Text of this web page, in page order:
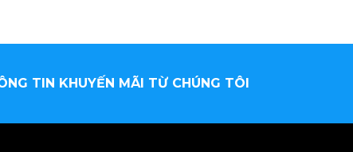
TIN KHUYẾN MÃI TỪ CHÚNG TÔI